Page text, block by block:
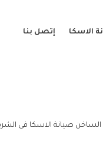
الاسكا إتصل بنا
صيانة الاسكا فى